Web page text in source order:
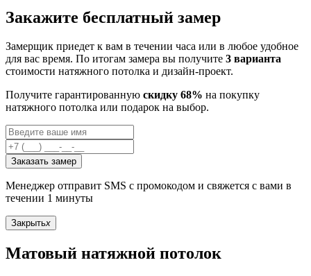
Закажите бесплатный замер
Замерщик приедет к вам в течении часа или в любое удобное
для вас время. По итогам замера вы получите 3 варианта
стоимости натяжного потолка и дизайн-проект.
Получите гарантированную скидку 68% на покупку
натяжного потолка или подарок на выбор.
Заказать замер
Менеджер отправит SMS с промокодом и свяжется с вами в
течении 1 минуты
Закрытьx
Матовый натяжной потолок